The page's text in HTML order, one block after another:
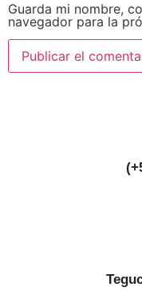
Guarda mi nombre,
navegador para la